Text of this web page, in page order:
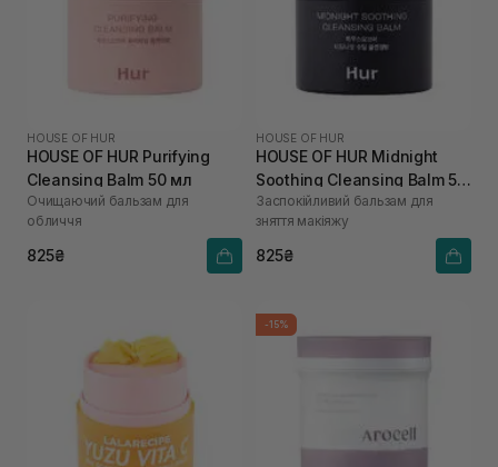
HOUSE OF HUR
HOUSE OF HUR Purifying
Cleansing Balm 50 мл
Очищаючий бальзам для
обличчя
825₴
HOUSE OF HUR
HOUSE OF HUR Midnight
Soothing Cleansing Balm 50
мл
Заспокійливий бальзам для
зняття макіяжу
825₴
-15%